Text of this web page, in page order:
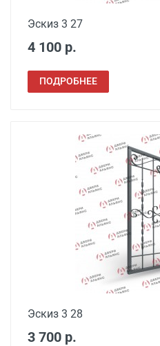
Эскиз 3 27
4 100 р.
ПОДРОБНЕЕ
Эскиз 3 28
3 700 р.